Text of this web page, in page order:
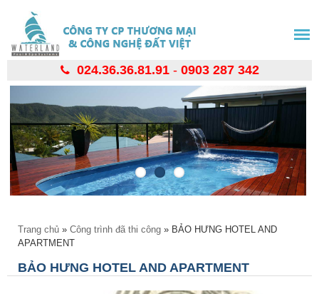
nội
dung
024.36.36.81.91- 0903 287 342
Bạn đang ở đây
Trang chủ » Công trình đã thi công » BẢO HƯNG HOTEL AND
APARTMENT
BẢO HƯNG HOTEL AND APARTMENT